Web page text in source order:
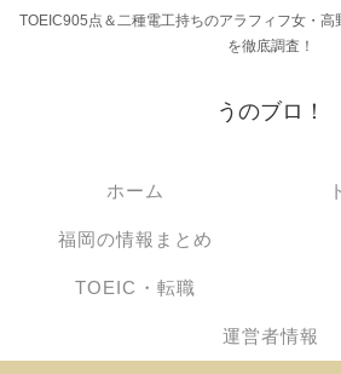
TOEIC905点＆二種電工持ちのアラフィフ女・
を徹底調査！
うのブロ！
ホーム
福岡の情報まとめ
TOEIC・転職
運営者情報